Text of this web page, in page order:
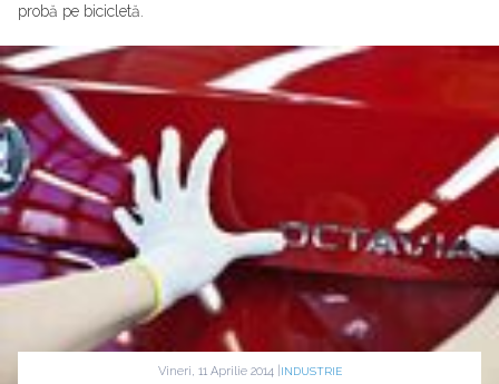
probă pe bicicletă.
Vineri, 11 Aprilie 2014 | INDUSTRIE